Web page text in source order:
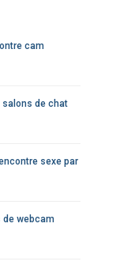
cam
salons de chat
sexe par
de webcam